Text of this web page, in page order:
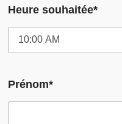
Heure souhaitée*
Prénom*